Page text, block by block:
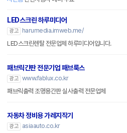
LED스크린 하루미디어
광고
harumedia.imweb.me/
LED스크린렌탈 전문업체 하루미디어입니다.
패브릭간판 전문기업 패브룩스
광고 www.fablux.co.kr
패브릭출력 조명용간판 실사출력 전문업체
자동차 정비용 가레지작기
광고
asiaauto.co.kr